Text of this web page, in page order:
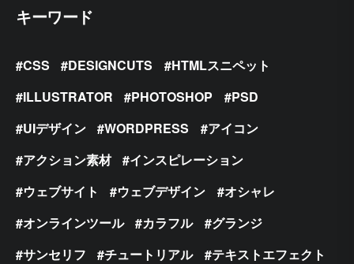
キーワード
CSS DESIGNCUTS
HTMLスニペット
ILLUSTRATOR
PHOTOSHOP
PSD
UIデザイン
WORDPRESS
アイコン
アクション素材
インスピレーション
ウェブサイト
ウェブデザイン
オシャレ
オンラインツール
カラフル
グランジ
サンセリフ
チュートリアル
テキストエフェクト